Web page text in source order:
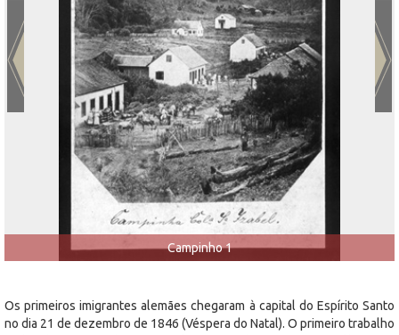
Campinho 1
Os primeiros imigrantes alemães chegaram à capital do Espírito Santo
no dia 21 de dezembro de 1846 (Véspera do Natal). O primeiro trabalho